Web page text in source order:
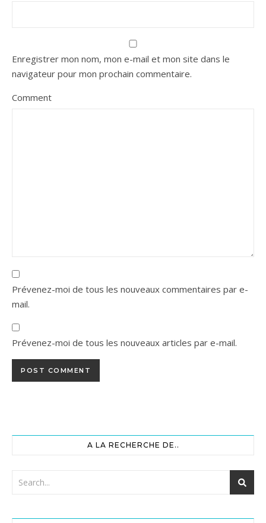
Enregistrer mon nom, mon e-mail et mon site dans le
navigateur pour mon prochain commentaire.
Comment
Prévenez-moi de tous les nouveaux commentaires par e-
mail.
Prévenez-moi de tous les nouveaux articles par e-mail.
A LA RECHERCHE DE..